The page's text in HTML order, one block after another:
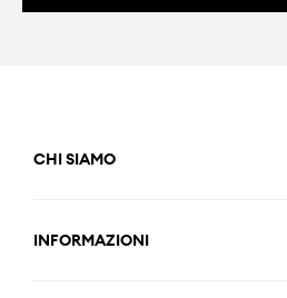
CHI SIAMO
INFORMAZIONI